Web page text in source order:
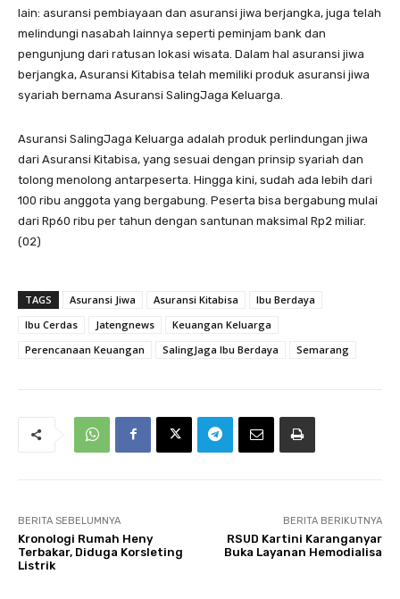
lain: asuransi pembiayaan dan asuransi jiwa berjangka, juga telah
melindungi nasabah lainnya seperti peminjam bank dan
pengunjung dari ratusan lokasi wisata. Dalam hal asuransi jiwa
berjangka, Asuransi Kitabisa telah memiliki produk asuransi jiwa
syariah bernama Asuransi SalingJaga Keluarga.
Asuransi SalingJaga Keluarga adalah produk perlindungan jiwa
dari Asuransi Kitabisa, yang sesuai dengan prinsip syariah dan
tolong menolong antarpeserta. Hingga kini, sudah ada lebih dari
100 ribu anggota yang bergabung. Peserta bisa bergabung mulai
dari Rp60 ribu per tahun dengan santunan maksimal Rp2 miliar.
(02)
TAGS Asuransi Jiwa Asuransi Kitabisa
Ibu Berdaya
Ibu Cerdas
Jatengnews
Keuangan Keluarga
Perencanaan Keuangan
SalingJaga Ibu Berdaya Semarang
BERITA SEBELUMNYA
Kronologi Rumah Heny
Terbakar, Diduga Korsleting
Listrik
BERITA BERIKUTNYA
RSUD Kartini Karanganyar
Buka Layanan Hemodialisa